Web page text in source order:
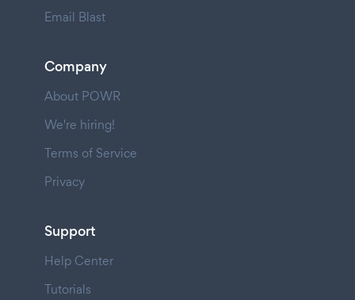
Email Blast
Company
About POWR
We're hiring!
Terms of Service
Privacy
Support
Help Center
Tutorials